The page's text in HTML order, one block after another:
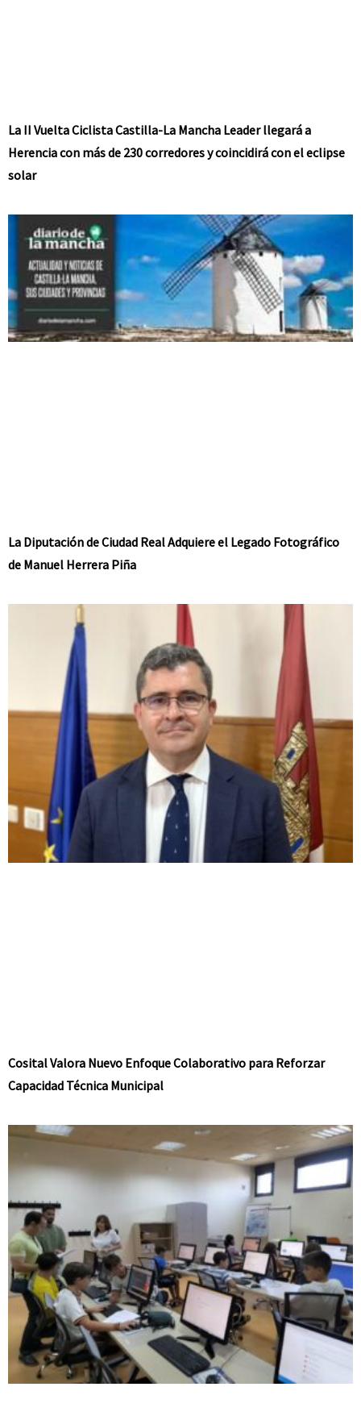
La II Vuelta Ciclista Castilla-La Mancha Leader llegará a
Herencia con más de 230 corredores y coincidirá con el eclipse
solar
La Diputación de Ciudad Real Adquiere el Legado Fotográfico
de Manuel Herrera Piña
Cosital Valora Nuevo Enfoque Colaborativo para Reforzar
Capacidad Técnica Municipal